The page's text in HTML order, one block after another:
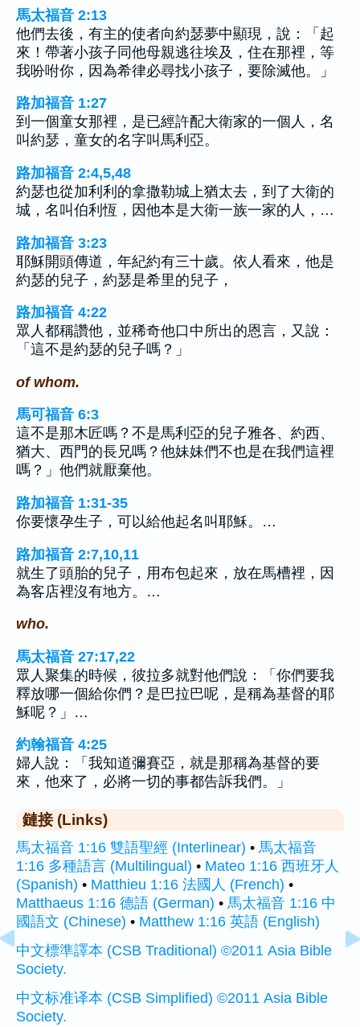
馬太福音 2:13
他們去後，有主的使者向約瑟夢中顯現，說：「起
來！帶著小孩子同他母親逃往埃及，住在那裡，等
我吩咐你，因為希律必尋找小孩子，要除滅他。」
路加福音 1:27
到一個童女那裡，是已經許配大衛家的一個人，名
叫約瑟，童女的名字叫馬利亞。
路加福音 2:4,5,48
約瑟也從加利利的拿撒勒城上猶太去，到了大衛的
城，名叫伯利恆，因他本是大衛一族一家的人，…
路加福音 3:23
耶穌開頭傳道，年紀約有三十歲。依人看來，他是
約瑟的兒子，約瑟是希里的兒子，
路加福音 4:22
眾人都稱讚他，並稀奇他口中所出的恩言，又說：
「這不是約瑟的兒子嗎？」
of whom.
馬可福音 6:3
這不是那木匠嗎？不是馬利亞的兒子雅各、約西、
猶大、西門的長兄嗎？他妹妹們不也是在我們這裡
嗎？」他們就厭棄他。
路加福音 1:31-35
你要懷孕生子，可以給他起名叫耶穌。…
路加福音 2:7,10,11
就生了頭胎的兒子，用布包起來，放在馬槽裡，因
為客店裡沒有地方。…
who.
馬太福音 27:17,22
眾人聚集的時候，彼拉多就對他們說：「你們要我
釋放哪一個給你們？是巴拉巴呢，是稱為基督的耶
穌呢？」…
約翰福音 4:25
婦人說：「我知道彌賽亞，就是那稱為基督的要
來，他來了，必將一切的事都告訴我們。」
鏈接 (Links)
馬太福音 1:16 雙語聖經 (Interlinear) • 馬太福音
1:16 多種語言 (Multilingual) • Mateo 1:16 西班牙人
(Spanish) • Matthieu 1:16 法國人 (French) •
Matthaeus 1:16 德語 (German) • 馬太福音 1:16 中
國語文 (Chinese) • Matthew 1:16 英語 (English)
中文標準譯本 (CSB Traditional) ©2011 Asia Bible
Society.
中文标准译本 (CSB Simplified) ©2011 Asia Bible
Society.